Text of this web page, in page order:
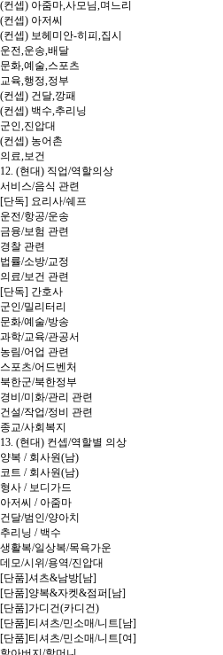
(컨셉) 아줌마,사모님,며느리
(컨셉) 아저씨
(컨셉) 보헤미안-히피,집시
운전,운송,배달
문화,예술,스포츠
교육,행정,정부
(컨셉) 건달,깡패
(컨셉) 백수,추리닝
군인,진압대
(컨셉) 농어촌
의료,보건
12. (현대) 직업/역할의상
서비스/음식 관련
[단독] 요리사/쉐프
운전/항공/운송
금융/보험 관련
경찰 관련
법률/소방/교정
의료/보건 관련
[단독] 간호사
군인/밀리터리
문화/예술/방송
과학/교육/관공서
농림/어업 관련
스포츠/어드벤처
북한군/북한정부
경비/미화/관리 관련
건설/작업/정비 관련
종교/사회복지
13. (현대) 컨셉/역할별 의상
양복 / 회사원(남)
코트 / 회사원(남)
형사 / 보디가드
아저씨 / 아줌마
건달/범인/양아치
추리닝 / 백수
생활복/일상복/목욕가운
데모/시위/용역/진압대
[단품]셔츠&남방[남]
[단품]양복&자켓&점퍼[남]
[단품]가디건(카디건)
[단품]티셔츠/민소매/니트[남]
[단품]티셔츠/민소매/니트[여]